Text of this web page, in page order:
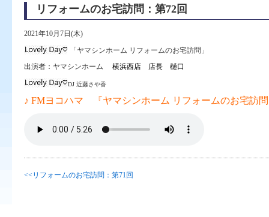
リフォームのお宅訪問：第72回
2021年10月7日(木)
「ヤマシンホーム リフォームのお宅訪問」
出演者：ヤマシンホーム 横浜西店 店長 樋口
DJ 近藤さや香
♪ FMヨコハマ 『ヤマシンホーム リフォームのお宅訪
<<リフォームのお宅訪問：第71回